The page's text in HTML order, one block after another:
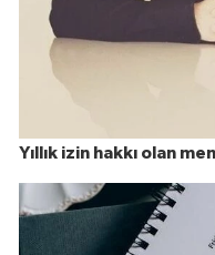
Yıllık izin hakkı olan